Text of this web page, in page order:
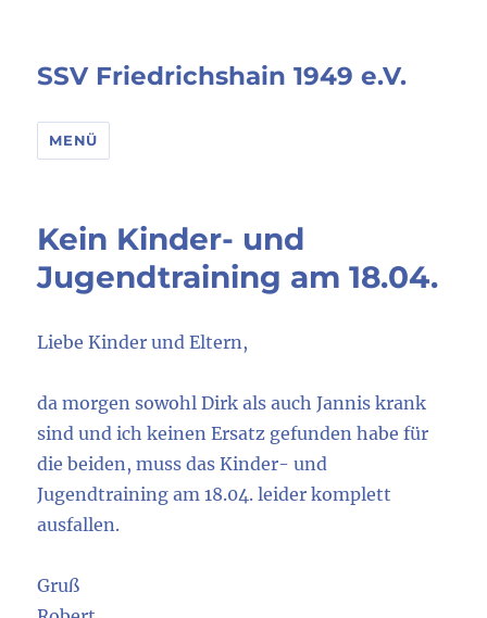
SSV Friedrichshain 1949 e.V.
MENÜ
Kein Kinder- und
Jugendtraining am 18.04.
Liebe Kinder und Eltern,
da morgen sowohl Dirk als auch Jannis krank
sind und ich keinen Ersatz gefunden habe für
die beiden, muss das Kinder- und
Jugendtraining am 18.04. leider komplett
ausfallen.
Gruß